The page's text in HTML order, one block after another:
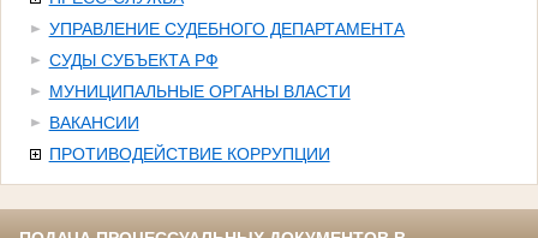
УПРАВЛЕНИЕ СУДЕБНОГО ДЕПАРТАМЕНТА
СУДЫ СУБЪЕКТА РФ
МУНИЦИПАЛЬНЫЕ ОРГАНЫ ВЛАСТИ
ВАКАНСИИ
ПРОТИВОДЕЙСТВИЕ КОРРУПЦИИ